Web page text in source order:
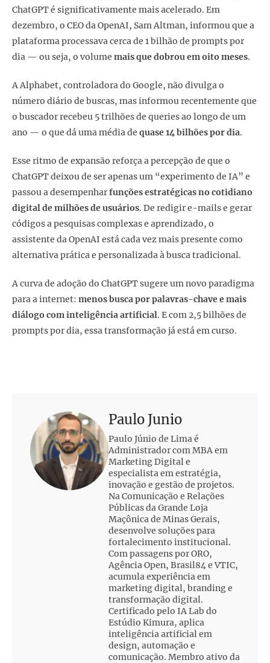
ChatGPT é significativamente mais acelerado. Em
dezembro, o CEO da OpenAI, Sam Altman, informou que a
plataforma processava cerca de 1 bilhão de prompts por
dia — ou seja, o volume mais que dobrou em oito meses.
A Alphabet, controladora do Google, não divulga o
número diário de buscas, mas informou recentemente que
o buscador recebeu 5 trilhões de queries ao longo de um
ano — o que dá uma média de quase 14 bilhões por dia.
Esse ritmo de expansão reforça a percepção de que o
ChatGPT deixou de ser apenas um “experimento de IA” e
passou a desempenharfunções estratégicas no cotidiano
digital de milhões de usuários. De redigir e-mails e gerar
códigos a pesquisas complexas e aprendizado, o
assistente da OpenAI está cada vez mais presente como
alternativa prática e personalizada à busca tradicional.
A curva de adoção do ChatGPT sugere um novo paradigma
para a internet: menos busca por palavras-chave e mais
diálogo com inteligência artificial. E com 2,5 bilhões de
prompts por dia, essa transformação já está em curso.
Paulo Junio
Paulo Júnio de Lima é
Administrador com MBA em
Marketing Digital e
especialista em estratégia,
inovação e gestão de projetos.
Na Comunicação e Relações
Públicas da Grande Loja
Maçônica de Minas Gerais,
desenvolve soluções para
fortalecimento institucional.
Com passagens por ORO,
Agência Open, Brasil84 e VTIC,
acumula experiência em
marketing digital, branding e
transformação digital.
Certificado pelo IA Lab do
Estúdio Kimura, aplica
inteligência artificial em
design, automação e
comunicação. Membro ativo da